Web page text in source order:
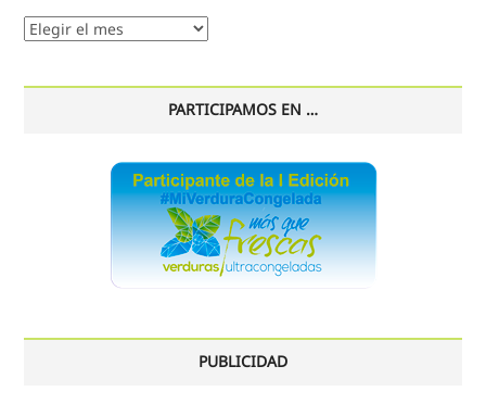
Nuestro
PARTICIPAMOS EN …
PUBLICIDAD